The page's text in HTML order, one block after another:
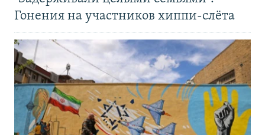
Гонения на участников хиппи-слёта